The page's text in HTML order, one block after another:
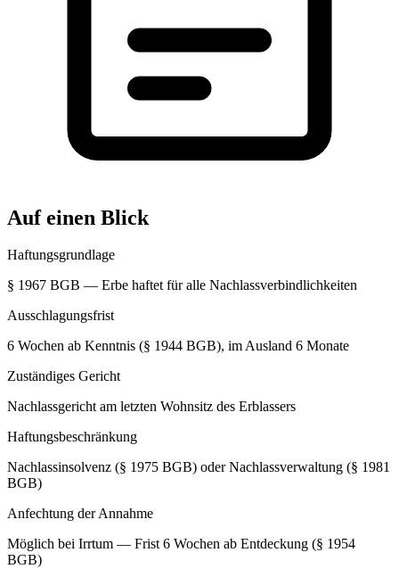
Auf einen Blick
Haftungsgrundlage
§ 1967 BGB — Erbe haftet für alle Nachlassverbindlichkeiten
Ausschlagungsfrist
6 Wochen ab Kenntnis (§ 1944 BGB), im Ausland 6 Monate
Zuständiges Gericht
Nachlassgericht am letzten Wohnsitz des Erblassers
Haftungsbeschränkung
Nachlassinsolvenz (§ 1975 BGB) oder Nachlassverwaltung (§ 1981
BGB)
Anfechtung der Annahme
Möglich bei Irrtum — Frist 6 Wochen ab Entdeckung (§ 1954
BGB)